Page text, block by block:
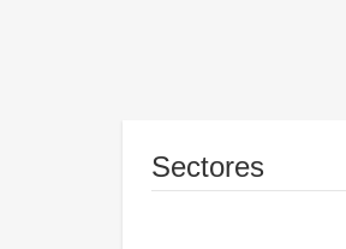
Sectores